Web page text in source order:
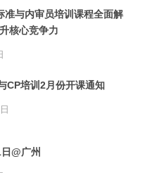
准与内审员培训课程全面解
核心竞争力
CP培训2月份开课通知
@广州